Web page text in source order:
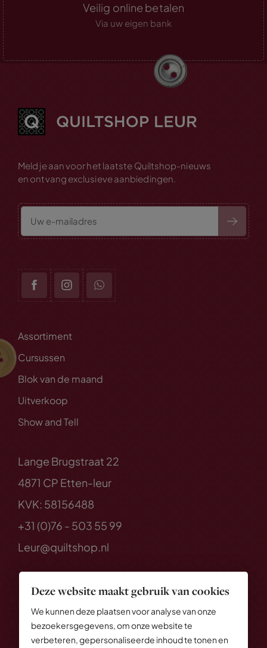
Deze website maakt gebruik van cookies
We kunnen deze plaatsen voor analyse van onze
bezoekersgegevens, om onze website te
verbeteren, gepersonaliseerde inhoud te tonen en
Veilig online betalen
Via uw eigen bank
Meld je aan voor het laatste Quiltshop-nieuws
en ontvang exclusieve aanbiedingen.
Assortiment
Cursussen
Blok van de maand
Uitverkoop
Show and Tell
Lange Brugstraat 22
4871 CP Etten-leur
KVK: 58156488
+31 (0)76 - 503 55 99
Leur@quiltshop.nl